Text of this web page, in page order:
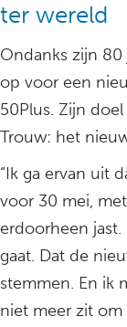
ter wereld
Ondanks zijn
op voor een
50Plus. Zijn
Trouw: het
“Ik ga ervan uit
voor 30 mei,
erdoorheen
gaat. Dat de
stemmen. En ik
niet meer zit